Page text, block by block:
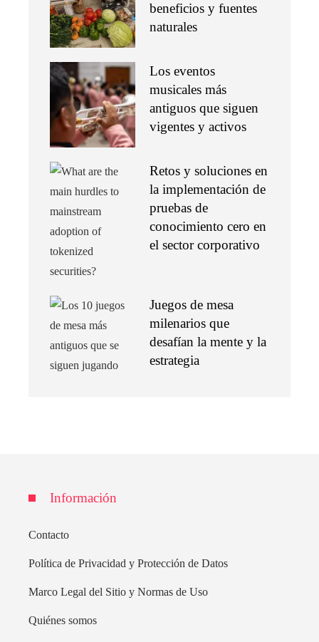
beneficios y fuentes
naturales
Los eventos
musicales más
antiguos que siguen
vigentes y activos
Retos y soluciones en
la implementación de
pruebas de
conocimiento cero en
el sector corporativo
Juegos de mesa
milenarios que
desafían la mente y la
estrategia
Información
Contacto
Política de Privacidad y Protección de Datos
Marco Legal del Sitio y Normas de Uso
Quiénes somos